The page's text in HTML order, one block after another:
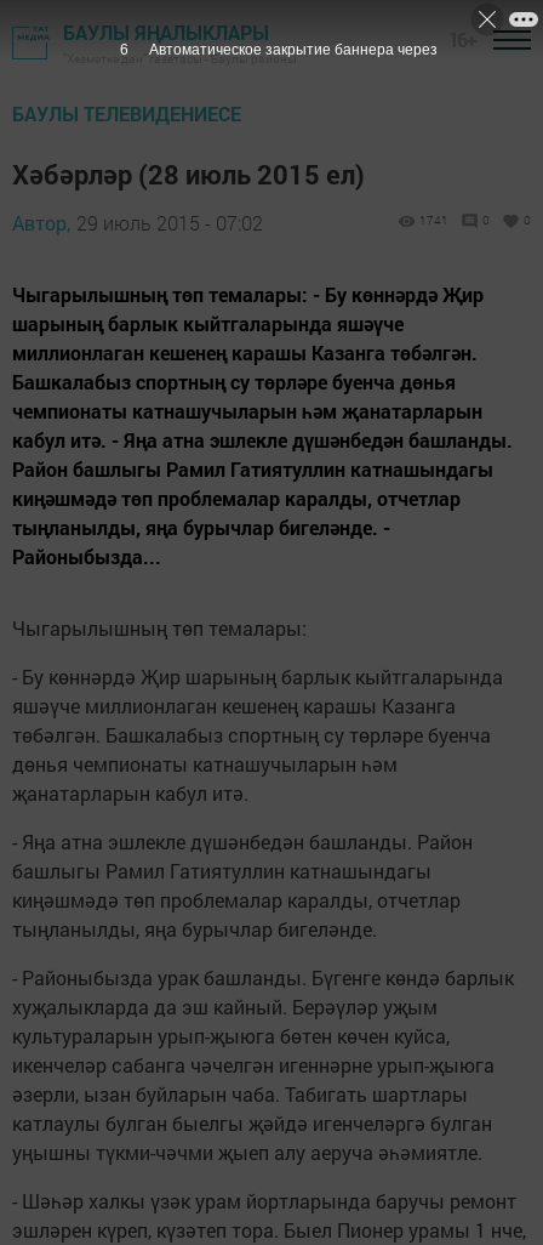
БАУЛЫ ЯҢАЛЫКЛАРЫ
"Хезмәткә дан" газетасы - Баулы районы
БАУЛЫ ТЕЛЕВИДЕНИЕСЕ
Хәбәрләр (28 июль 2015 ел)
Автор, 29 июль 2015 - 07:02 1741 0 0
Чыгарылышның төп темалары: - Бу көннәрдә Җир
шарының барлык кыйтгаларында яшәүче
миллионлаган кешенең карашы Казанга төбәлгән.
Башкалабыз спортның су төрләре буенча дөнья
чемпионаты катнашучыларын һәм җанатарларын
кабул итә. - Яңа атна эшлекле дүшәнбедән башланды.
Район башлыгы Рамил Гатиятуллин катнашындагы
киңәшмәдә төп проблемалар каралды, отчетлар
тыңланылды, яңа бурычлар бигеләнде. -
Районыбызда...
Чыгарылышның төп темалары:
- Бу көннәрдә Җир шарының барлык кыйтгаларында
яшәүче миллионлаган кешенең карашы Казанга
төбәлгән. Башкалабыз спортның су төрләре буенча
дөнья чемпионаты катнашучыларын һәм
җанатарларын кабул итә.
- Яңа атна эшлекле дүшәнбедән башланды. Район
башлыгы Рамил Гатиятуллин катнашындагы
киңәшмәдә төп проблемалар каралды, отчетлар
тыңланылды, яңа бурычлар бигеләнде.
- Районыбызда урак башланды. Бүгенге көндә барлык
хуҗалыкларда да эш кайный. Берәүләр уҗым
культураларын урып-җыюга бөтен көчен куйса,
икенчеләр сабанга чәчелгән игеннәрне урып-җыюга
әзерли, ызан буйларын чаба. Табигать шартлары
катлаулы булган быелгы җәйдә игенчеләргә булган
уңышны түкми-чәчми җыеп алу аеруча әһәмиятле.
- Шәһәр халкы үзәк урам йортларында баручы ремонт
эшләрен күреп, күзәтеп тора. Быел Пионер урамы 1 нче,
5 Автоматическое закрытие баннера через